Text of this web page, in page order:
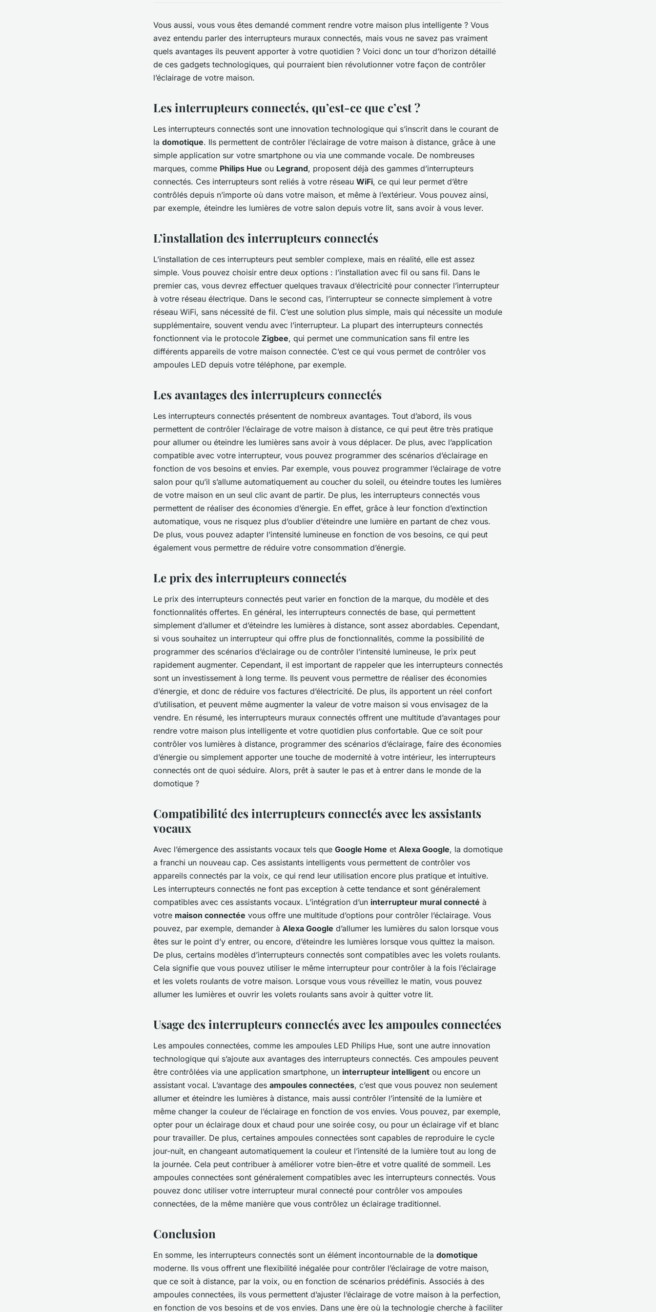
Vous aussi, vous vous êtes demandé comment rendre votre maison plus intelligente ? Vous
avez entendu parler des interrupteurs muraux connectés, mais vous ne savez pas vraiment
quels avantages ils peuvent apporter à votre quotidien ? Voici donc un tour d’horizon détaillé
de ces gadgets technologiques, qui pourraient bien révolutionner votre façon de contrôler
l’éclairage de votre maison.
Les interrupteurs connectés, qu’est-ce que c’est ?
Les interrupteurs connectés sont une innovation technologique qui s’inscrit dans le courant de
la domotique. Ils permettent de contrôler l’éclairage de votre maison à distance, grâce à une
simple application sur votre smartphone ou via une commande vocale. De nombreuses
marques, comme Philips Hue ou Legrand, proposent déjà des gammes d’interrupteurs
connectés. Ces interrupteurs sont reliés à votre réseau WiFi, ce qui leur permet d’être
contrôlés depuis n’importe où dans votre maison, et même à l’extérieur. Vous pouvez ainsi,
par exemple, éteindre les lumières de votre salon depuis votre lit, sans avoir à vous lever.
L’installation des interrupteurs connectés
L’installation de ces interrupteurs peut sembler complexe, mais en réalité, elle est assez
simple. Vous pouvez choisir entre deux options : l’installation avec fil ou sans fil. Dans le
premier cas, vous devrez effectuer quelques travaux d’électricité pour connecter l’interrupteur
à votre réseau électrique. Dans le second cas, l’interrupteur se connecte simplement à votre
réseau WiFi, sans nécessité de fil. C’est une solution plus simple, mais qui nécessite un module
supplémentaire, souvent vendu avec l’interrupteur. La plupart des interrupteurs connectés
fonctionnent via le protocole Zigbee, qui permet une communication sans fil entre les
différents appareils de votre maison connectée. C’est ce qui vous permet de contrôler vos
ampoules LED depuis votre téléphone, par exemple.
Les avantages des interrupteurs connectés
Les interrupteurs connectés présentent de nombreux avantages. Tout d’abord, ils vous
permettent de contrôler l’éclairage de votre maison à distance, ce qui peut être très pratique
pour allumer ou éteindre les lumières sans avoir à vous déplacer. De plus, avec l’application
compatible avec votre interrupteur, vous pouvez programmer des scénarios d’éclairage en
fonction de vos besoins et envies. Par exemple, vous pouvez programmer l’éclairage de votre
salon pour qu’il s’allume automatiquement au coucher du soleil, ou éteindre toutes les lumières
de votre maison en un seul clic avant de partir. De plus, les interrupteurs connectés vous
permettent de réaliser des économies d’énergie. En effet, grâce à leur fonction d’extinction
automatique, vous ne risquez plus d’oublier d’éteindre une lumière en partant de chez vous.
De plus, vous pouvez adapter l’intensité lumineuse en fonction de vos besoins, ce qui peut
également vous permettre de réduire votre consommation d’énergie.
Le prix des interrupteurs connectés
Le prix des interrupteurs connectés peut varier en fonction de la marque, du modèle et des
fonctionnalités offertes. En général, les interrupteurs connectés de base, qui permettent
simplement d’allumer et d’éteindre les lumières à distance, sont assez abordables. Cependant,
si vous souhaitez un interrupteur qui offre plus de fonctionnalités, comme la possibilité de
programmer des scénarios d’éclairage ou de contrôler l’intensité lumineuse, le prix peut
rapidement augmenter. Cependant, il est important de rappeler que les interrupteurs connectés
sont un investissement à long terme. Ils peuvent vous permettre de réaliser des économies
d’énergie, et donc de réduire vos factures d’électricité. De plus, ils apportent un réel confort
d’utilisation, et peuvent même augmenter la valeur de votre maison si vous envisagez de la
vendre. En résumé, les interrupteurs muraux connectés offrent une multitude d’avantages pour
rendre votre maison plus intelligente et votre quotidien plus confortable. Que ce soit pour
contrôler vos lumières à distance, programmer des scénarios d’éclairage, faire des économies
d’énergie ou simplement apporter une touche de modernité à votre intérieur, les interrupteurs
connectés ont de quoi séduire. Alors, prêt à sauter le pas et à entrer dans le monde de la
domotique ?
Compatibilité des interrupteurs connectés avec les assistants
vocaux
Avec l’émergence des assistants vocaux tels que Google Home et Alexa Google, la domotique
a franchi un nouveau cap. Ces assistants intelligents vous permettent de contrôler vos
appareils connectés par la voix, ce qui rend leur utilisation encore plus pratique et intuitive.
Les interrupteurs connectés ne font pas exception à cette tendance et sont généralement
compatibles avec ces assistants vocaux. L’intégration d’un interrupteur mural connecté à
votre maison connectée vous offre une multitude d’options pour contrôler l’éclairage. Vous
pouvez, par exemple, demander à Alexa Google d’allumer les lumières du salon lorsque vous
êtes sur le point d’y entrer, ou encore, d’éteindre les lumières lorsque vous quittez la maison.
De plus, certains modèles d’interrupteurs connectés sont compatibles avec les volets roulants.
Cela signifie que vous pouvez utiliser le même interrupteur pour contrôler à la fois l’éclairage
et les volets roulants de votre maison. Lorsque vous vous réveillez le matin, vous pouvez
allumer les lumières et ouvrir les volets roulants sans avoir à quitter votre lit.
Usage des interrupteurs connectés avec les ampoules connectées
Les ampoules connectées, comme les ampoules LED Philips Hue, sont une autre innovation
technologique qui s’ajoute aux avantages des interrupteurs connectés. Ces ampoules peuvent
être contrôlées via une application smartphone, un interrupteur intelligent ou encore un
assistant vocal. L’avantage des ampoules connectées, c’est que vous pouvez non seulement
allumer et éteindre les lumières à distance, mais aussi contrôler l’intensité de la lumière et
même changer la couleur de l’éclairage en fonction de vos envies. Vous pouvez, par exemple,
opter pour un éclairage doux et chaud pour une soirée cosy, ou pour un éclairage vif et blanc
pour travailler. De plus, certaines ampoules connectées sont capables de reproduire le cycle
jour-nuit, en changeant automatiquement la couleur et l’intensité de la lumière tout au long de
la journée. Cela peut contribuer à améliorer votre bien-être et votre qualité de sommeil. Les
ampoules connectées sont généralement compatibles avec les interrupteurs connectés. Vous
pouvez donc utiliser votre interrupteur mural connecté pour contrôler vos ampoules
connectées, de la même manière que vous contrôlez un éclairage traditionnel.
Conclusion
En somme, les interrupteurs connectés sont un élément incontournable de la domotique
moderne. Ils vous offrent une flexibilité inégalée pour contrôler l’éclairage de votre maison,
que ce soit à distance, par la voix, ou en fonction de scénarios prédéfinis. Associés à des
ampoules connectées, ils vous permettent d’ajuster l’éclairage de votre maison à la perfection,
en fonction de vos besoins et de vos envies. Dans une ère où la technologie cherche à faciliter